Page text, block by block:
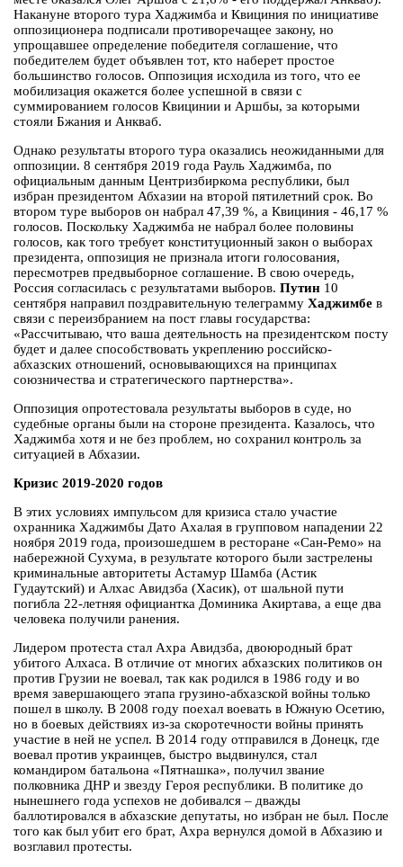
Накануне второго тура Хаджимба и Квициния по инициативе
оппозиционера подписали противоречащее закону, но
упрощавшее определение победителя соглашение, что
победителем будет объявлен тот, кто наберет простое
большинство голосов. Оппозиция исходила из того, что ее
мобилизация окажется более успешной в связи с
суммированием голосов Квицинии и Аршбы, за которыми
стояли Бжания и Анкваб.
Однако результаты второго тура оказались неожиданными для
оппозиции. 8 сентября 2019 года Рауль Хаджимба, по
официальным данным Центризбиркома республики, был
избран президентом Абхазии на второй пятилетний срок. Во
втором туре выборов он набрал 47,39 %, а Квициния - 46,17 %
голосов. Поскольку Хаджимба не набрал более половины
голосов, как того требует конституционный закон о выборах
президента, оппозиция не признала итоги голосования,
пересмотрев предвыборное соглашение. В свою очередь,
Россия согласилась с результатами выборов. Путин 10
сентября направил поздравительную телеграмму Хаджимбе в
связи с переизбранием на пост главы государства:
«Рассчитываю, что ваша деятельность на президентском посту
будет и далее способствовать укреплению российско-
абхазских отношений, основывающихся на принципах
союзничества и стратегического партнерства».
Оппозиция опротестовала результаты выборов в суде, но
судебные органы были на стороне президента. Казалось, что
Хаджимба хотя и не без проблем, но сохранил контроль за
ситуацией в Абхазии.
Кризис 2019-2020 годов
В этих условиях импульсом для кризиса стало участие
охранника Хаджимбы Дато Ахалая в групповом нападении 22
ноября 2019 года, произошедшем в ресторане «Сан-Ремо» на
набережной Сухума, в результате которого были застрелены
криминальные авторитеты Астамур Шамба (Астик
Гудаутский) и Алхас Авидзба (Хасик), от шальной пути
погибла 22-летняя официантка Доминика Акиртава, а еще два
человека получили ранения.
Лидером протеста стал Ахра Авидзба, двоюродный брат
убитого Алхаса. В отличие от многих абхазских политиков он
против Грузии не воевал, так как родился в 1986 году и во
время завершающего этапа грузино-абхазской войны только
пошел в школу. В 2008 году поехал воевать в Южную Осетию,
но в боевых действиях из-за скоротечности войны принять
участие в ней не успел. В 2014 году отправился в Донецк, где
воевал против украинцев, быстро выдвинулся, стал
командиром батальона «Пятнашка», получил звание
полковника ДНР и звезду Героя республики. В политике до
нынешнего года успехов не добивался – дважды
баллотировался в абхазские депутаты, но избран не был. После
того как был убит его брат, Ахра вернулся домой в Абхазию и
возглавил протесты.